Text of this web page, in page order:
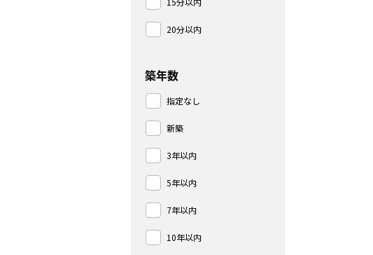
20分以内
築年数
指定なし
新築
3年以内
5年以内
7年以内
10年以内